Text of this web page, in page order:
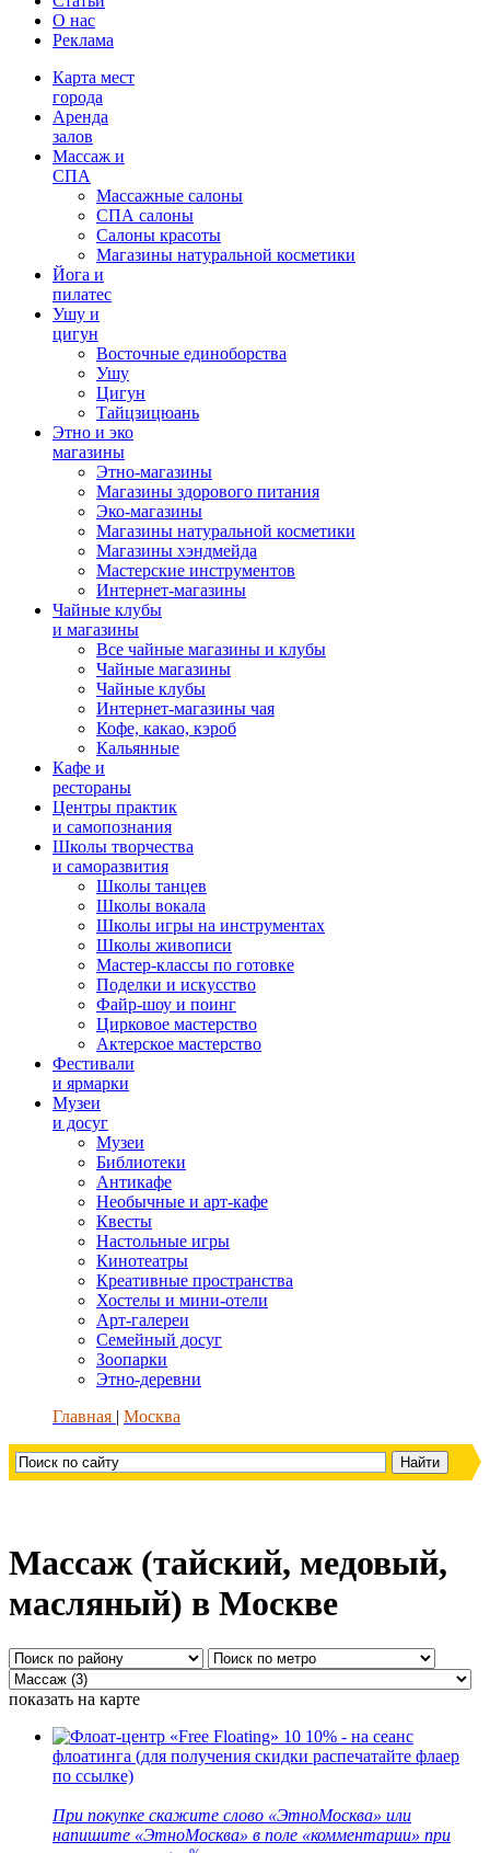
О нас
Реклама
Карта мест
города
Аренда
залов
Массаж и
СПА
Массажные салоны
СПА салоны
Салоны красоты
Магазины натуральной косметики
Йога и
пилатес
Ушу и
цигун
Восточные единоборства
Ушу
Цигун
Тайцзицюань
Этно и эко
магазины
Этно-магазины
Магазины здорового питания
Эко-магазины
Магазины натуральной косметики
Магазины хэндмейда
Мастерские инструментов
Интернет-магазины
Чайные клубы
и магазины
Все чайные магазины и клубы
Чайные магазины
Чайные клубы
Интернет-магазины чая
Кофе, какао, кэроб
Кальянные
Кафе и
рестораны
Центры практик
и самопознания
Школы творчества
и саморазвития
Школы танцев
Школы вокала
Школы игры на инструментах
Школы живописи
Мастер-классы по готовке
Поделки и искусство
Файр-шоу и поинг
Цирковое мастерство
Актерское мастерство
Фестивали
и ярмарки
Музеи
и досуг
Музеи
Библиотеки
Антикафе
Необычные и арт-кафе
Квесты
Настольные игры
Кинотеатры
Креативные пространства
Хостелы и мини-отели
Арт-галереи
Семейный досуг
Зоопарки
Этно-деревни
Главная
Москва
Массаж (тайский, медовый,
масляный) в Москве
показать на карте
10 10% - на сеанс
флоатинга (для получения скидки распечатайте флаер
по ссылке)
При покупке скажите слово «ЭтноМосква» или
напишите «ЭтноМосква» в поле «комментарии» при